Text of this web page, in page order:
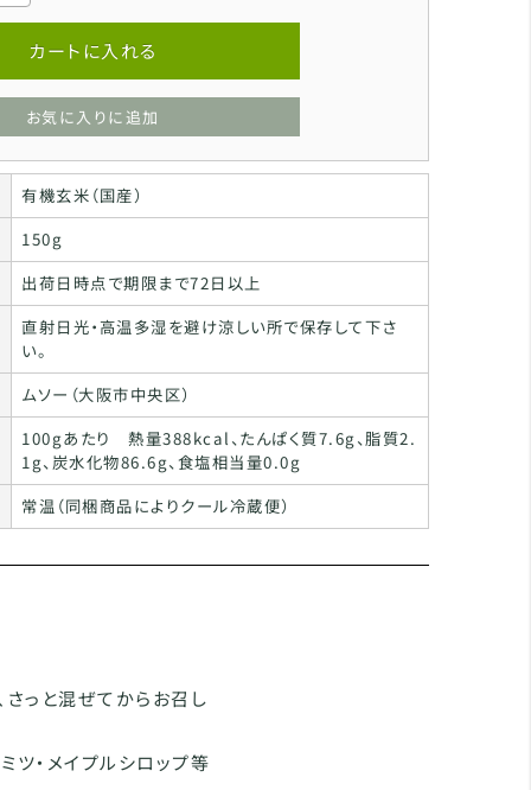
カートに入れる
お気に入りに追加
有機玄米（国産）
150g
出荷日時点で期限まで72日以上
直射日光・高温多湿を避け涼しい所で保存して下さ
い。
ムソー（大阪市中央区）
100gあたり 熱量388kcal、たんぱく質7.6g、脂質2.
1g、炭水化物86.6g、食塩相当量0.0g
常温（同梱商品によりクール冷蔵便）
っと混ぜてからお召し
ツ・メイプルシロップ等